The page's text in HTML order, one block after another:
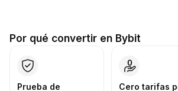
Por qué convertir en Bybit
Prueba de
Cero tarifas